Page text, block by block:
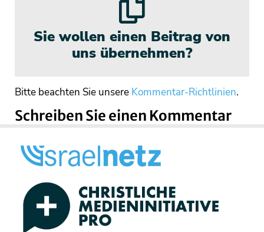
Sie wollen einen Beitrag von
uns übernehmen?
Bitte beachten Sie unsere Kommentar-Richtlinien.
Schreiben Sie einen Kommentar